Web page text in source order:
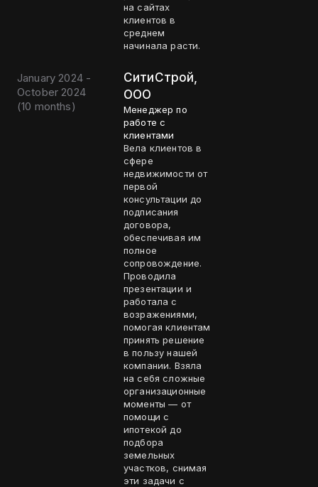
на сайтах
клиентов в
среднем
начинала расти.
January 2024 -
October 2024
(10 months)
СитиСтрой,
ООО
Менеджер по
работе с
клиентами
Вела клиентов в
сфере
недвижимости от
первой
консультации до
подписания
договора,
обеспечивая им
полное
сопровождение.
Проводила
презентации и
работала с
возражениями,
помогая клиентам
принять решение
в пользу нашей
компании. Взяла
на себя сложные
организационные
моменты — от
помощи с
ипотекой до
подбора
земельных
участков, снимая
эти задачи с